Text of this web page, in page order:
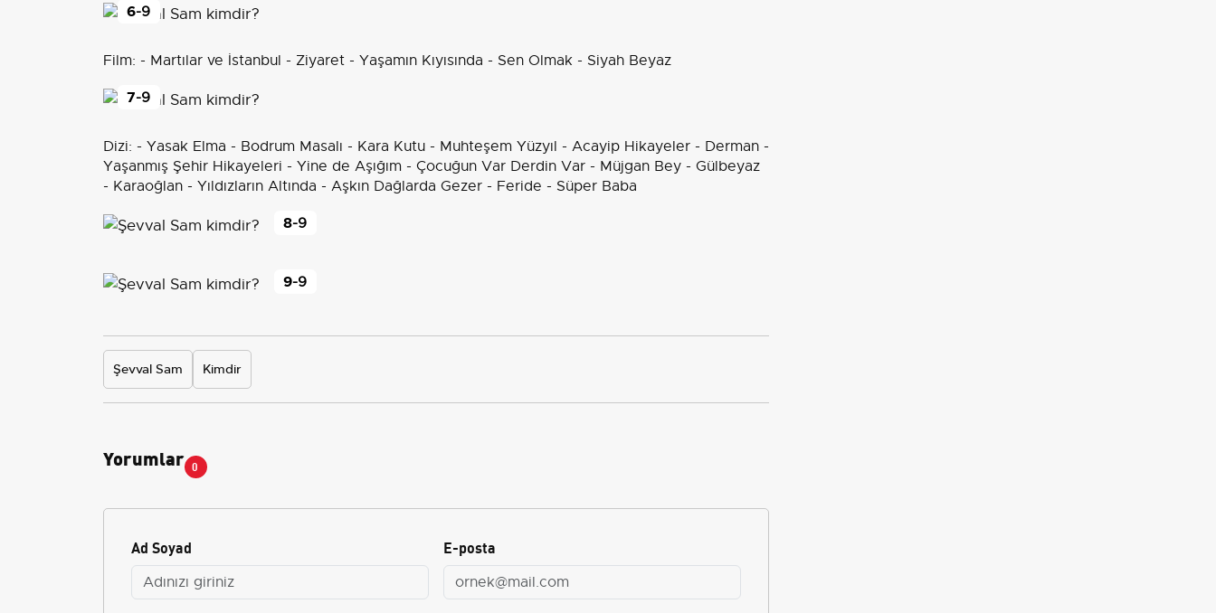
Film: - Martılar ve İstanbul - Ziyaret - Yaşamın Kıyısında - Sen Olmak - Siyah Beyaz
6-9
Dizi: - Yasak Elma - Bodrum Masalı - Kara Kutu - Muhteşem Yüzyıl - Acayip Hikayeler - Derman -
Yaşanmış Şehir Hikayeleri - Yine de Aşığım - Çocuğun Var Derdin Var - Müjgan Bey - Gülbeyaz
- Karaoğlan - Yıldızların Altında - Aşkın Dağlarda Gezer - Feride - Süper Baba
7-9
8-9
9-9
Şevval Sam Kimdir
Yorumlar 0
Ad Soyad E-posta